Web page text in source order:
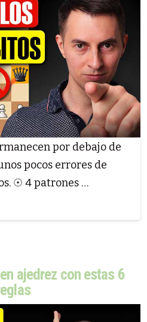
por debajo de
pocos errores de
☉ 4 patrones …
ajedrez con estas 6